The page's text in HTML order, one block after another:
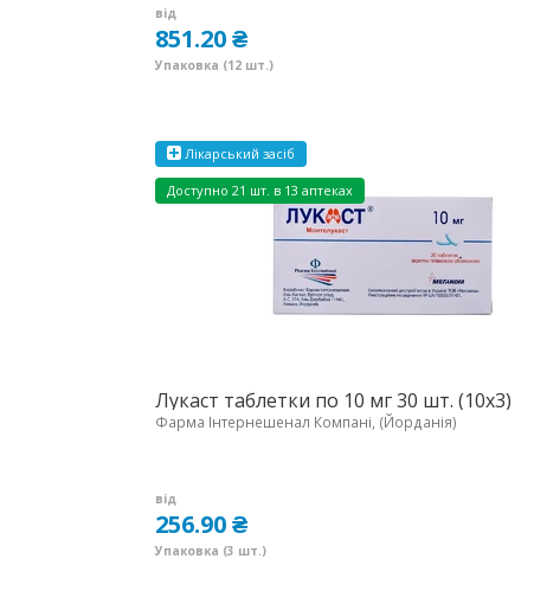
від
851.20 ₴
Упаковка (12 шт.)
Лікарський засіб
Доступно 21 шт. в 13 аптеках
Лукаст таблетки по 10 мг 30 шт. (10х3)
Фарма Інтернешенал Компані, (Йорданія)
від
256.90 ₴
Упаковка (3 шт.)